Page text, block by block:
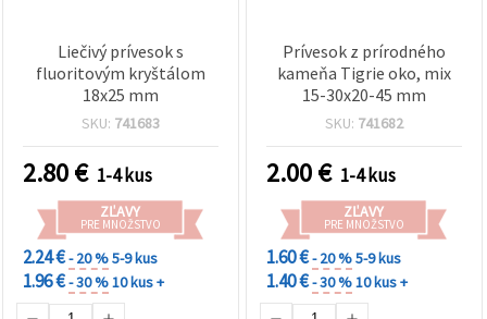
Liečivý prívesok s
fluoritovým kryštálom
18x25 mm
SKU: 741683
2.80€ 1-4 kus
ZĽAVY
PRE MNOŽSTVO
2.24 €- 20 %5-9 kus
1.96 €- 30 %10 kus +
Prívesok z prírodného
kameňa Tigrie oko, mix
15-30x20-45 mm
SKU: 741682
2.00€ 1-4 kus
ZĽAVY
PRE MNOŽSTVO
1.60 €- 20 %5-9 kus
1.40 €- 30 %10 kus +